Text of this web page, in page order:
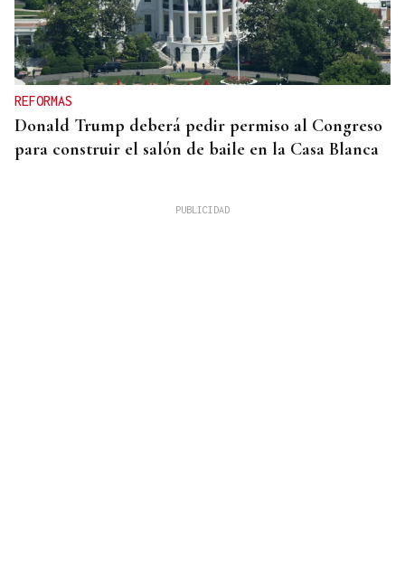
REFORMAS
Donald Trump deberá pedir permiso al Congreso
para construir el salón de baile en la Casa Blanca